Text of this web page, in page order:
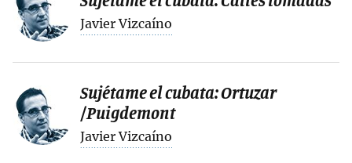
Javier Vizcaíno
Javier Vizcaíno
Sujétame el cubata: Ortuzar
/Puigdemont